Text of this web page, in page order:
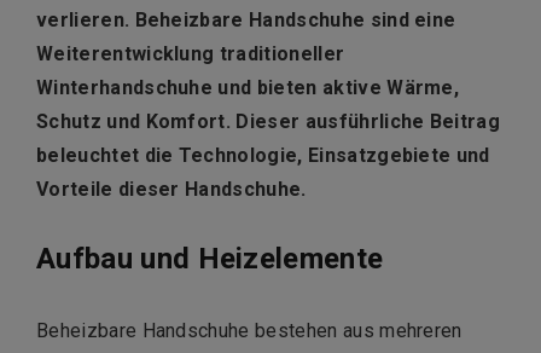
verlieren. Beheizbare Handschuhe sind eine
Weiterentwicklung traditioneller
Winterhandschuhe und bieten aktive Wärme,
Schutz und Komfort. Dieser ausführliche Beitrag
beleuchtet die Technologie, Einsatzgebiete und
Vorteile dieser Handschuhe.
Aufbau und Heizelemente
Beheizbare Handschuhe bestehen aus mehreren